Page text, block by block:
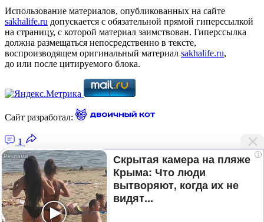
Использование материалов, опубликованных на сайте
sakhalife.ru допускается с обязательной прямой гиперссылкой
на страницу, с которой материал заимствован. Гиперссылка
должна размещаться непосредственно в тексте,
воспроизводящем оригинальный материал sakhalife.ru,
до или после цитируемого блока.
Сайт разработал:
1
Главная — Новости Якутии и мира
Лента новостей
Рубрики
Подписка
i
Скрытая камера на пляже
Крыма: Что люди
вытворяют, когда их не
видят...